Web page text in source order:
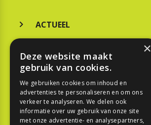
ACTUEEL
KOOPGIDS
TESTEN
SPORT
×
Deze website maakt
gebruik van cookies.
We gebruiken cookies om inhoud en
advertenties te personaliseren en om ons
verkeer te analyseren. We delen ook
informatie over uw gebruik van onze site
met onze advertentie- en analysepartners,